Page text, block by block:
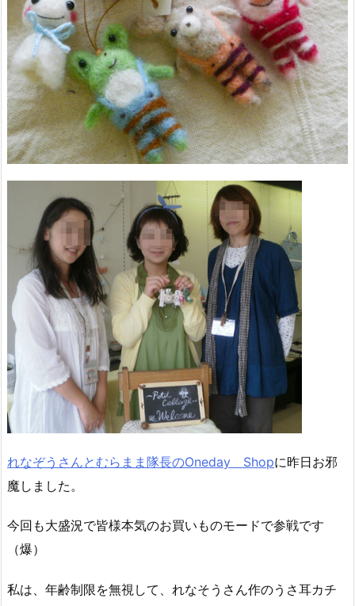
れなぞうさんとむらまま隊長のOneday Shopに昨日お邪
魔しました。
今回も大盛況で皆様本気のお買いものモードで参戦です
（爆）
私は、年齢制限を無視して、れなそうさん作のうさ耳カチ